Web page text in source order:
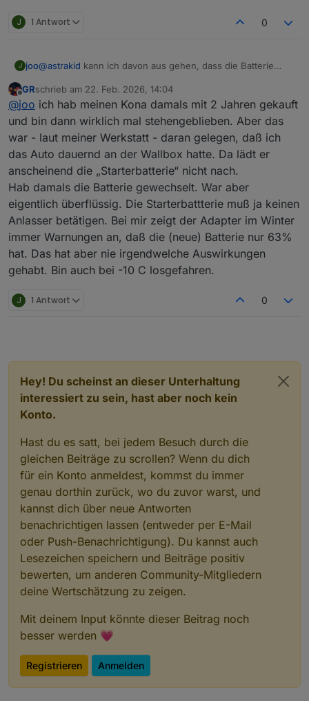
J 1 Antwort 0
J joo@astrakid kann ich davon aus gehen, dass die Batterie
liegen bei mir zwischen 61% und 77%. Sieht bei dir ja
deutlich besser aus. Bei 65% hatte ich 11,9V gemessen.
Habe den Kona gebraucht gekauft und der ist jetzt ca. 4
Jahre alt. Ob die Batterie in der Zeit mal gewechselt wurde,
kann ich nicht sagen.
Offline
GRschrieb am 22. Feb. 2026, 14:04
zuletzt editiert von
@joo ich hab meinen Kona damals mit 2 Jahren gekauft
und bin dann wirklich mal stehengeblieben. Aber das
war - laut meiner Werkstatt - daran gelegen, daß ich
das Auto dauernd an der Wallbox hatte. Da lädt er
anscheinend die „Starterbatterie“ nicht nach.
Hab damals die Batterie gewechselt. War aber
eigentlich überflüssig. Die Starterbattterie muß ja keinen
Anlasser betätigen. Bei mir zeigt der Adapter im Winter
immer Warnungen an, daß die (neue) Batterie nur 63%
hat. Das hat aber nie irgendwelche Auswirkungen
gehabt. Bin auch bei -10 C losgefahren.
J 1 Antwort 0
Hey! Du scheinst an dieser Unterhaltung
interessiert zu sein, hast aber noch kein
Konto.
Hast du es satt, bei jedem Besuch durch die
gleichen Beiträge zu scrollen? Wenn du dich
für ein Konto anmeldest, kommst du immer
genau dorthin zurück, wo du zuvor warst, und
kannst dich über neue Antworten
benachrichtigen lassen (entweder per E-Mail
oder Push-Benachrichtigung). Du kannst auch
Lesezeichen speichern und Beiträge positiv
bewerten, um anderen Community-Mitgliedern
deine Wertschätzung zu zeigen.
Mit deinem Input könnte dieser Beitrag noch
besser werden 💗
Registrieren Anmelden